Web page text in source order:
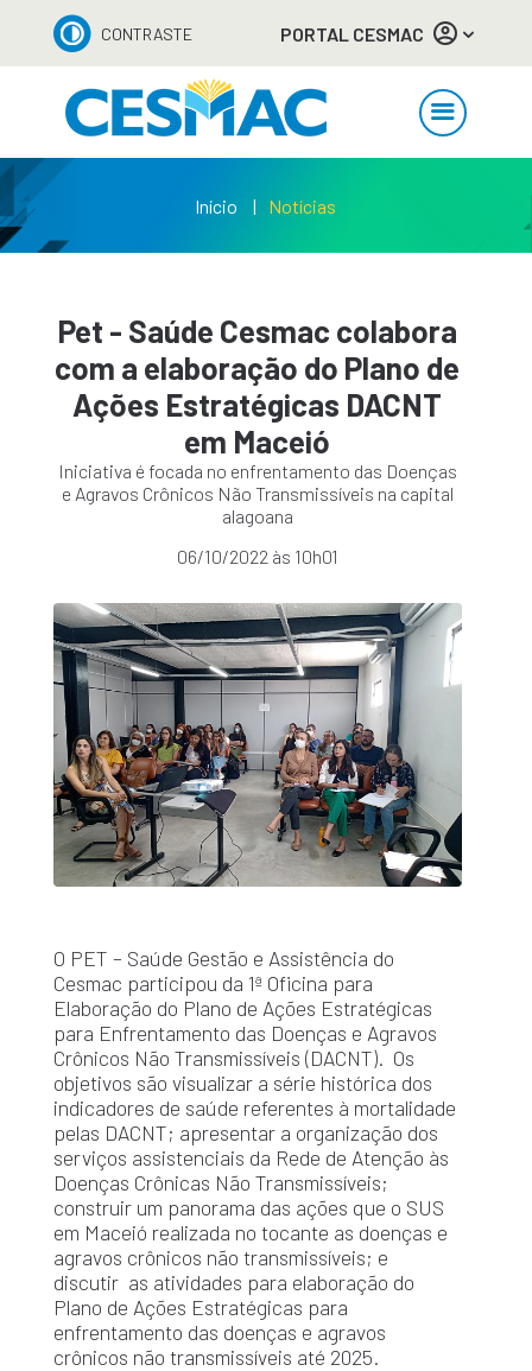
CONTRASTE PORTAL CESMAC
Início Notícias
Pet - Saúde Cesmac colabora
com a elaboração do Plano de
Ações Estratégicas DACNT
em Maceió
Iniciativa é focada no enfrentamento das Doenças
e Agravos Crônicos Não Transmissíveis na capital
alagoana
06/10/2022 às 10h01
O PET – Saúde Gestão e Assistência do
Cesmac participou da 1ª Oficina para
Elaboração do Plano de Ações Estratégicas
para Enfrentamento das Doenças e Agravos
Crônicos Não Transmissíveis (DACNT). Os
objetivos são visualizar a série histórica dos
indicadores de saúde referentes à mortalidade
pelas DACNT; apresentar a organização dos
serviços assistenciais da Rede de Atenção às
Doenças Crônicas Não Transmissíveis;
construir um panorama das ações que o SUS
em Maceió realizada no tocante as doenças e
agravos crônicos não transmissíveis; e
discutir as atividades para elaboração do
Plano de Ações Estratégicas para
enfrentamento das doenças e agravos
crônicos não transmissíveis até 2025.